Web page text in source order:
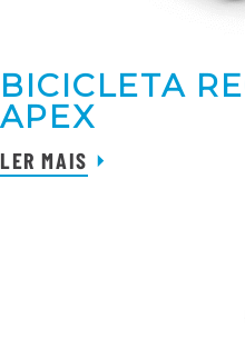
BICICLETA
APEX
LER MAIS